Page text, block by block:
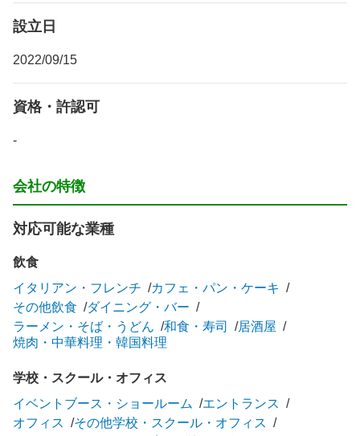
設立日
2022/09/15
資格・許認可
-
会社の特徴
対応可能な業種
飲食
イタリアン・フレンチ
カフェ・パン・ケーキ
その他飲食
ダイニング・バー
ラーメン・そば・うどん
和食・寿司
居酒屋
焼肉・中華料理・韓国料理
学校・スクール・オフィス
イベントブース・ショールーム
エントランス
オフィス
その他学校・スクール・オフィス